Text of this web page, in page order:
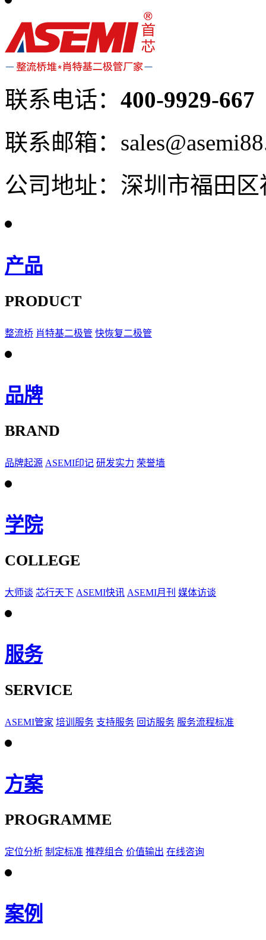
联系电话： 400-9929-667
联系邮箱：
公司地址：深圳市福田
产品
PRODUCT
整流桥 肖特基二极管 快恢复二极管
品牌
BRAND
品牌起源 ASEMI印记 研发实力 荣誉墙
学院
COLLEGE
大师谈 芯行天下 ASEMI快讯 ASEMI月刊 媒体访谈
服务
SERVICE
ASEMI管家 培训服务 支持服务 回访服务 服务流程标准
方案
PROGRAMME
定位分析 制定标准 推荐组合 价值输出 在线咨询
案例